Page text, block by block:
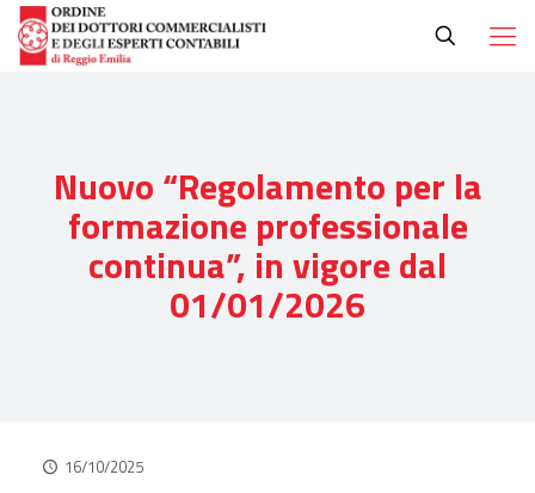
Nuovo “Regolamento per la
formazione professionale
continua”, in vigore dal
01/01/2026
16/10/2025